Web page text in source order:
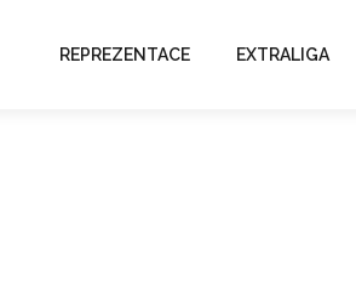
REPREZENTACE EXTRALIGA